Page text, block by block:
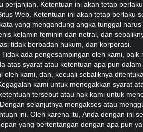
perjanjian. Ketentuan ini akan tetap
Web. Ketentuan ini akan tetap berlaku
yang mengandung angka tunggal
kelamin feminin dan netral, dan
tidak berbadan hukum, dan korporasi.
ada pengesampingan oleh kami,
atas syarat atau ketentuan apa pun
oleh kami, dan, kecuali sebaliknya
kami untuk menegakkan syarat
tersebut atau hak kami untuk
selanjutnya mengakses atau
ini. Oleh karena itu, Anda dengan ini
yang bertentangan dengan apa pun